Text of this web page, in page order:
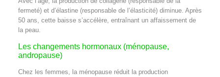
fermeté) et d’élastine (responsable de l’élasticité) diminue. Après
50 ans, cette baisse s’accélère, entraînant un affaissement de
la peau.
Les changements hormonaux (ménopause,
andropause)
Chez les femmes, la ménopause réduit la production